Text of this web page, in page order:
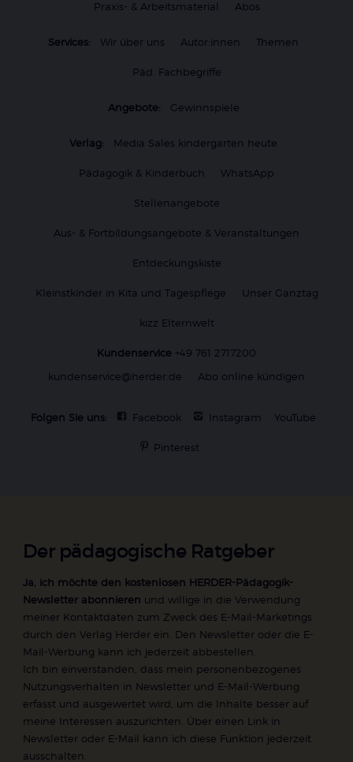
Praxis- & Arbeitsmaterial Abos
Services: Wir über uns Autor:innen Themen
Päd. Fachbegriffe
Angebote: Gewinnspiele
Verlag: Media Sales kindergarten heute
Pädagogik & Kinderbuch WhatsApp
Stellenangebote
Aus- & Fortbildungsangebote & Veranstaltungen
Entdeckungskiste
Kleinstkinder in Kita und Tagespflege Unser Ganztag
kizz Elternwelt
Kundenservice +49 761 2717200
kundenservice@herder.de
Abo online kündigen
Folgen Sie uns: Facebook Instagram YouTube
Pinterest
Der pädagogische Ratgeber
Ja, ich möchte den kostenlosen HERDER-Pädagogik-
Newsletter abonnieren und willige in die Verwendung
meiner Kontaktdaten zum Zweck des E-Mail-Marketings
durch den Verlag Herder ein. Den Newsletter oder die E-
Mail-Werbung kann ich jederzeit abbestellen.
Ich bin einverstanden, dass mein personenbezogenes
Nutzungsverhalten in Newsletter und E-Mail-Werbung
erfasst und ausgewertet wird, um die Inhalte besser auf
meine Interessen auszurichten. Über einen Link in
Newsletter oder E-Mail kann ich diese Funktion jederzeit
ausschalten.